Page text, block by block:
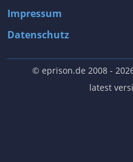
Impressum
Datenschutz
© eprison.de 2008 -
latest